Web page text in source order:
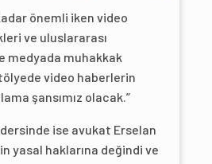
önemli iken video
ve uluslararası
muhakkak
video haberlerin
şansımız olacak.”
ise avukat Erselan
yasal haklarına değindi ve